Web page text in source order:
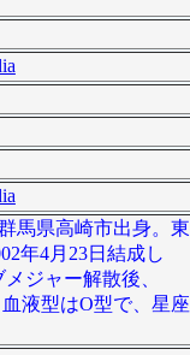
馬県高崎市出身。東
年4月23日結成し
ジャー解散後、
液型はO型で、星座